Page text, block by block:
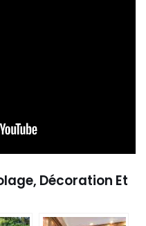
Décoration Et